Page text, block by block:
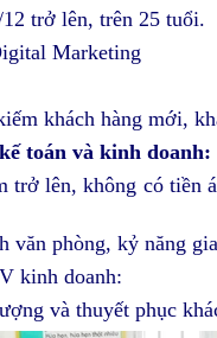
trở lên, trên 25 tuổi.
Marketing
khách hàng mới,
toán và kinh doanh:
trở lên, không có tiền
văn phòng, kỷ năng
kinh doanh:
và thuyết phục